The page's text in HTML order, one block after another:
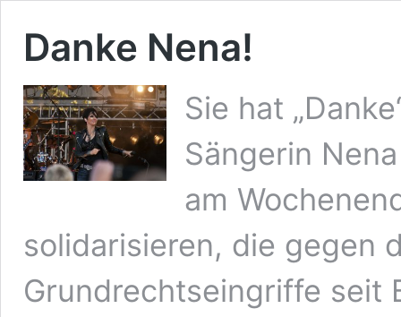
Danke Nena!
Sie hat
Sängerin
am
solidarisieren, die gegen
Grundrechtseingriffe seit